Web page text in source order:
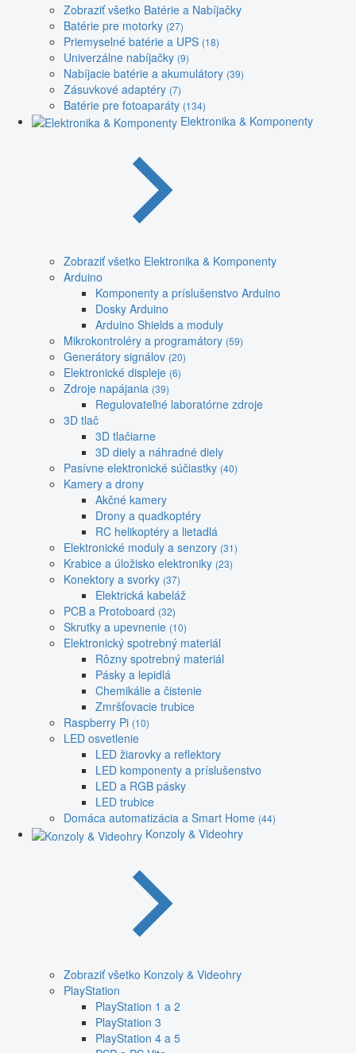
Zobraziť všetko Batérie a Nabíjačky
Batérie pre motorky (27)
Priemyselné batérie a UPS (18)
Univerzálne nabíjačky (9)
Nabíjacie batérie a akumulátory (39)
Zásuvkové adaptéry (7)
Batérie pre fotoaparáty (134)
Elektronika & Komponenty
Zobraziť všetko Elektronika & Komponenty
Arduino
Komponenty a príslušenstvo Arduino
Dosky Arduino
Arduino Shields a moduly
Mikrokontroléry a programátory (59)
Generátory signálov (20)
Elektronické displeje (6)
Zdroje napájania (39)
Regulovateľné laboratórne zdroje
3D tlač
3D tlačiarne
3D diely a náhradné diely
Pasívne elektronické súčiastky (40)
Kamery a drony
Akčné kamery
Drony a quadkoptéry
RC helikoptéry a lietadlá
Elektronické moduly a senzory (31)
Krabice a úložisko elektroniky (23)
Konektory a svorky (37)
Elektrická kabeláž
PCB a Protoboard (32)
Skrutky a upevnenie (10)
Elektronický spotrebný materiál
Rôzny spotrebný materiál
Pásky a lepidlá
Chemikálie a čistenie
Zmršťovacie trubice
Raspberry Pi (10)
LED osvetlenie
LED žiarovky a reflektory
LED komponenty a príslušenstvo
LED a RGB pásky
LED trubice
Domáca automatizácia a Smart Home (44)
Konzoly & Videohry
Zobraziť všetko Konzoly & Videohry
PlayStation
PlayStation 1 a 2
PlayStation 3
PlayStation 4 a 5